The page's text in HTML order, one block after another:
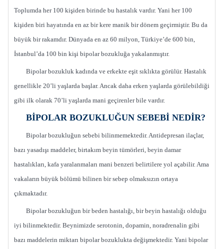
Toplumda her 100 kişiden birinde bu hastalık vardır. Yani her 100
kişiden biri hayatında en az bir kere manik bir dönem geçirmiştir. Bu da
büyük bir rakamdır. Dünyada en az 60 milyon, Türkiye’de 600 bin,
İstanbul’da 100 bin kişi bipolar bozukluğa yakalanmıştır.
Bipolar bozukluk kadında ve erkekte eşit sıklıkta görülür. Hastalık
genellikle 20’li yaşlarda başlar. Ancak daha erken yaşlarda görülebildiği
gibi ilk olarak 70’li yaşlarda mani geçirenler bile vardır.
BİPOLAR BOZUKLUĞUN SEBEBİ NEDİR?
Bipolar bozukluğun sebebi bilinmemektedir. Antidepresan ilaçlar,
bazı yasadışı maddeler, birtakım beyin tümörleri, beyin damar
hastalıkları, kafa yaralanmaları mani benzeri belirtilere yol açabilir. Ama
vakaların büyük bölümü bilinen bir sebep olmaksızın ortaya
çıkmaktadır.
Bipolar bozukluğun bir beden hastalığı, bir beyin hastalığı olduğu
iyi bilinmektedir. Beynimizde serotonin, dopamin, noradrenalin gibi
bazı maddelerin miktarı bipolar bozuklukta değişmektedir. Yani bipolar